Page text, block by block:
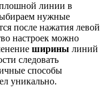
линии в
нужные
после нажатия левой
настроек можно
ширины линий
следовать
способы
уникально.